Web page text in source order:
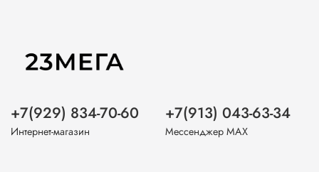
+7(929) 834-70-60
Интернет-магазин
+7(913) 043-63-34
Мессенджер MAX